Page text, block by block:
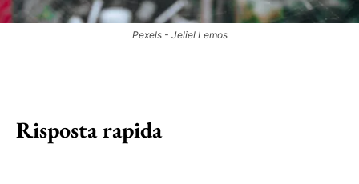
Pexels - Jeliel Lemos
Risposta rapida